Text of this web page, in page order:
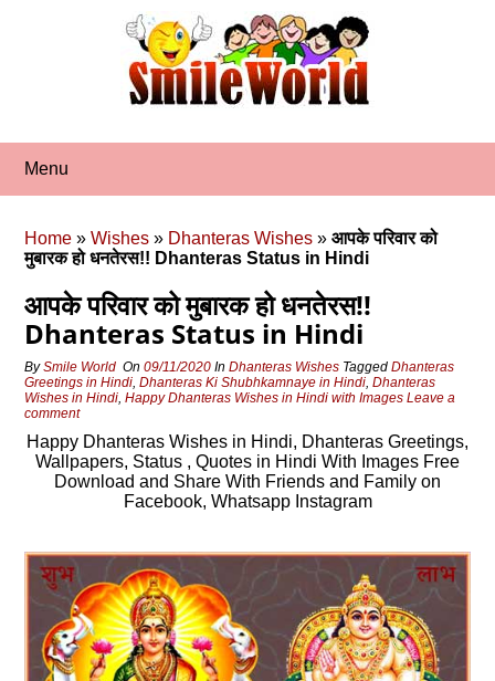
Menu
Home »Wishes » Dhanteras Wishes »आपके परिवार को
मुबारक हो धनतेरस!! Dhanteras Status in Hindi
आपके परिवार को मुबारक हो धनतेरस!!
Dhanteras Status in Hindi
BySmile World On09/11/2020 InDhanteras Wishes TaggedDhanteras
Greetings in Hindi,Dhanteras Ki Shubhkamnaye in Hindi,Dhanteras
Wishes in Hindi,Happy Dhanteras Wishes in Hindi with Images Leave a
comment
Happy Dhanteras Wishes in Hindi, Dhanteras Greetings,
Wallpapers, Status , Quotes in Hindi With Images Free
Download and Share With Friends and Family on
Facebook, Whatsapp Instagram